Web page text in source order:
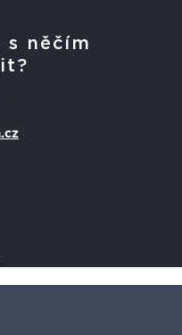
s něčím